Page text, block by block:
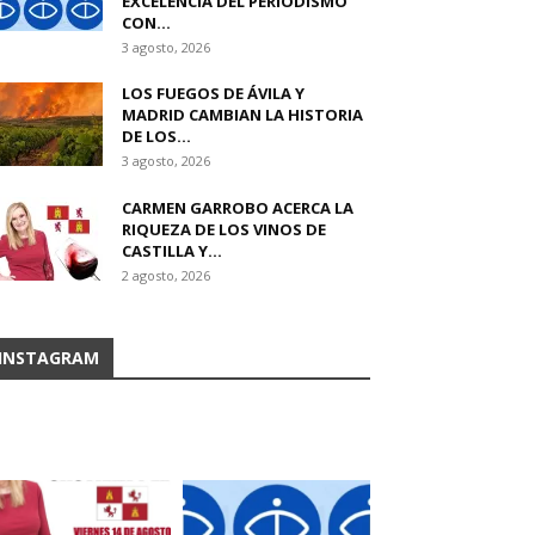
CON...
3 agosto, 2026
LOS FUEGOS DE ÁVILA Y
MADRID CAMBIAN LA HISTORIA
DE LOS...
3 agosto, 2026
CARMEN GARROBO ACERCA LA
RIQUEZA DE LOS VINOS DE
CASTILLA Y...
2 agosto, 2026